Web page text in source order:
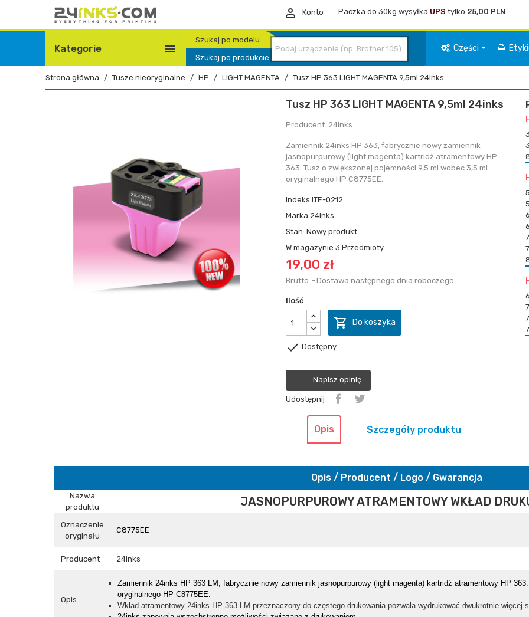
 Konto Paczka do 30kg wysyłka UPS tylko 25,00 PLN
Kategorie 
Szukaj po modelu
Szukaj po produkcie
Części
Strona główna Tusze nieoryginalne HP LIGHT MAGENTA Tusz HP 363 LIGHT MAGENTA 9,5ml 24inks
Tusz HP 363 LIGHT MAGENTA 9,5ml 24inks
Producent: 24inks
Zamiennik 24inks HP 363, fabrycznie nowy zamiennik
jasnopurpurowy (light magenta) kartridż atramentowy HP
363. Tusz o zwiększonej pojemności 9,5 ml wobec 3,5 ml
oryginalnego HP C8775EE.
Indeks ITE-0212
Marka 24inks
Stan: Nowy produkt
W magazynie 3 Przedmioty
19,00 zł
Brutto Dostawa następnego dnia roboczego.
Ilość
 Do koszyka
 Dostępny
Napisz opinię
Udostępnij
Opis Szczegóły produktu
Opis / Producent / Logo / Gwarancja
Nazwa
produktu
JASNOPURPUROWY ATRAMENTOWY WKŁAD
Oznaczenie
oryginału
C8775EE
Producent 24inks
Opis
Zamiennik 24inks HP 363 LM, fabrycznie nowy zamiennik jasnopurpurowy (light magenta) kartridż atramentowy HP 363.
oryginalnego HP C8775EE.
Wkład atramentowy 24inks HP 363 LM przeznaczony do częstego drukowania pozwala wydrukować dwukrotnie więcej